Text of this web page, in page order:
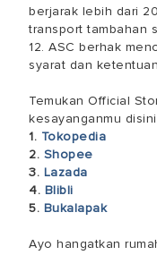
berjarak lebih dari
transport tambahan
12. ASC berhak
syarat dan
Temukan Official
kesayanganmu
1. Tokopedia
2. Shopee
3. Lazada
4. Blibli
5. Bukalapak
Ayo hangatkan